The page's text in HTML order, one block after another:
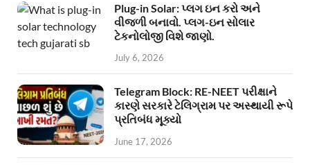
Plug-in Solar: પ્લગ ઇન કરો અને
વીજળી બનાવો. પ્લગ-ઇન સોલાર
ટેકનોલોજી વિશે જાણો.
July 6, 2026
Telegram Block: RE-NEET પરીક્ષાને
કારણે સરકારે ટેલિગ્રામ પર અસ્થાયી રૂપે
પ્રતિબંધ મૂક્યો
June 17, 2026